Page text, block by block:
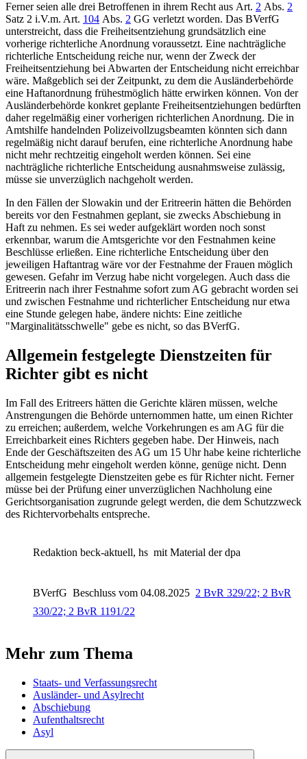
Ferner seien alle drei Betroffenen in ihrem Recht aus Art. 2 Abs. 2
Satz 2 i.V.m. Art. 104 Abs. 2 GG verletzt worden. Das BVerfG
unterstreicht, dass die Freiheitsentziehung grundsätzlich eine
vorherige richterliche Anordnung voraussetzt. Eine nachträgliche
richterliche Entscheidung reiche nur, wenn der Zweck der
Freiheitsentziehung bei Abwarten der Entscheidung nicht erreichbar
wäre. Maßgeblich sei der Zeitpunkt, zu dem die Ausländerbehörde
eine Haftanordnung frühestmöglich hätte erwirken können. Von der
Ausländerbehörde konkret geplante Freiheitsentziehungen bedürften
daher regelmäßig einer vorherigen richterlichen Anordnung. Die in
Amtshilfe handelnden Polizeivollzugsbeamten könnten sich dann
regelmäßig nicht darauf berufen, eine richterliche Anordnung habe
nicht mehr rechtzeitig eingeholt werden können. Sei eine
nachträgliche richterliche Entscheidung ausnahmsweise zulässig,
müsse sie unverzüglich nachgeholt werden.
In den Fällen der Slowakin und der Eritreerin hätten die Behörden
bereits vor den Festnahmen geplant, sie zwecks Abschiebung in
Haft zu nehmen. Es sei weder aufgeklärt worden noch sonst
erkennbar, warum die Amtsgerichte vor den Festnahmen keine
Beschlüsse erließen. Eine richterliche Entscheidung über den
jeweiligen Haftantrag wäre vor der Festnahme der Frauen möglich
gewesen. Gefahr im Verzug habe nicht vorgelegen. Auch dass die
Eritreerin nach ihrer Festnahme sofort zum AG gebracht worden sei
und zwischen Festnahme und richterlicher Entscheidung nur etwa
eine Stunde gelegen habe, ändere nichts: Eine zeitliche
"Marginalitätsschwelle" gebe es nicht, so das BVerfG.
Allgemein festgelegte Dienstzeiten für
Richter gibt es nicht
Im Fall des Eritreers hätten die Gerichte klären müssen, welche
Anstrengungen die Behörde unternommen hatte, um einen Richter
zu erreichen; außerdem, welche Vorkehrungen es am AG für die
Erreichbarkeit eines Richters gegeben habe. Der Hinweis, nach
Ende der Geschäftszeiten des AG um 15 Uhr habe keine richterliche
Entscheidung mehr eingeholt werden könne, genüge nicht. Denn
allgemein festgelegte Dienstzeiten gebe es für Richter nicht. Ferner
müsse bei der Prüfung einer unverzüglichen Nachholung eine
Gerichtsorganisation zugrunde gelegt werden, die dem Schutzzweck
des Richtervorbehalts entspreche.
Redaktion beck-aktuell, hs mit Material der dpa
BVerfG Beschluss vom 04.08.2025 2 BvR 329/22; 2 BvR
330/22; 2 BvR 1191/22
Mehr zum Thema
Staats- und Verfassungsrecht
Ausländer- und Asylrecht
Abschiebung
Aufenthaltsrecht
Asyl